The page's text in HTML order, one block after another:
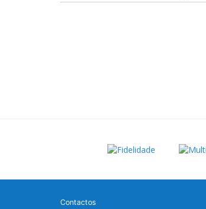
Contactos